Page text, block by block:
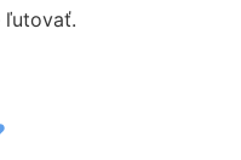
ľutovať.